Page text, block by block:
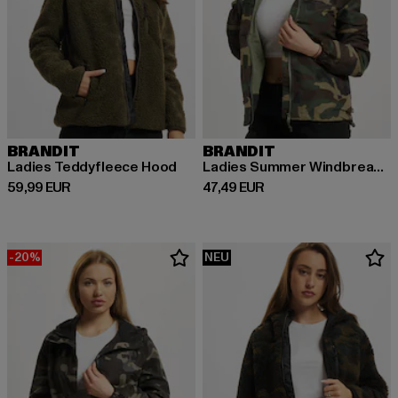
BRANDIT
Ladies Teddyfleece Hood
59,99 EUR
Derzeitiger Preis: 59,99 EUR
BRANDIT
Ladies Summer Windbreaker
47,49 EUR
Derzeitiger Preis: 47,49 EUR
-20% NEU